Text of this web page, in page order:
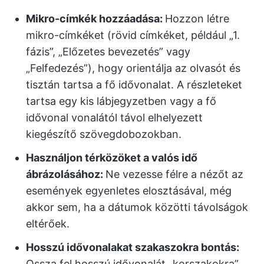
Mikro-címkék hozzáadása: Hozzon létre
mikro-címkéket (rövid címkéket, például „1.
fázis”, „Előzetes bevezetés” vagy
„Felfedezés”), hogy orientálja az olvasót és
tisztán tartsa a fő idővonalat. A részleteket
tartsa egy kis lábjegyzetben vagy a fő
idővonal vonalától távol elhelyezett
kiegészítő szövegdobozokban.
Használjon térközöket a valós idő
ábrázolásához: Ne vezesse félre a nézőt az
események egyenletes elosztásával, még
akkor sem, ha a dátumok közötti távolságok
eltérőek.
Hosszú idővonalakat szakaszokra bontás: